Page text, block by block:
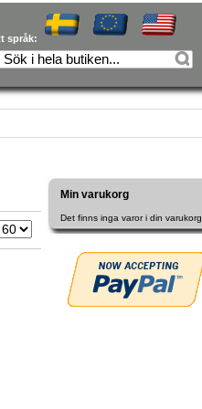
språk:
Min varukorg
Det finns inga varor i din varukorg.